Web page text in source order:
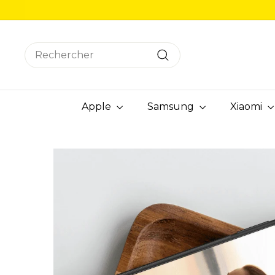
au
Search
Rechercher
Apple Samsung Xiaomi